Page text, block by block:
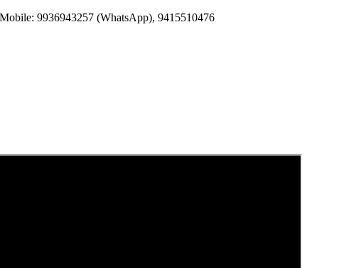
9936943257 (WhatsApp), 9415510476